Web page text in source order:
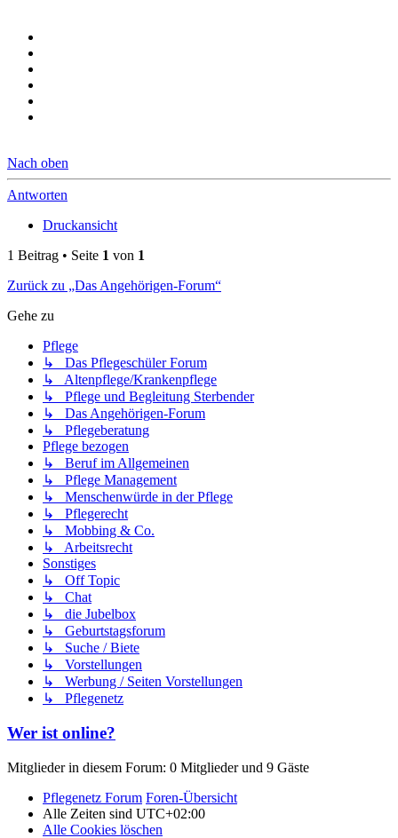
Nach oben
Antworten
Druckansicht
1 Beitrag • Seite 1 von 1
Zurück zu „Das Angehörigen-Forum“
Gehe zu
Pflege
↳ Das Pflegeschüler Forum
↳ Altenpflege/Krankenpflege
↳ Pflege und Begleitung Sterbender
↳ Das Angehörigen-Forum
↳ Pflegeberatung
Pflege bezogen
↳ Beruf im Allgemeinen
↳ Pflege Management
↳ Menschenwürde in der Pflege
↳ Pflegerecht
↳ Mobbing & Co.
↳ Arbeitsrecht
Sonstiges
↳ Off Topic
↳ Chat
↳ die Jubelbox
↳ Geburtstagsforum
↳ Suche / Biete
↳ Vorstellungen
↳ Werbung / Seiten Vorstellungen
↳ Pflegenetz
Wer ist online?
Mitglieder in diesem Forum: 0 Mitglieder und 9 Gäste
Pflegenetz Forum Foren-Übersicht
Alle Zeiten sind UTC+02:00
Alle Cookies löschen